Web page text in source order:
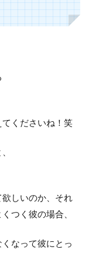
くださいね！笑
しいのか、それ
つく彼の場合、
なって彼にとっ